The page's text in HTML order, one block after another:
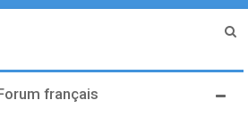
français